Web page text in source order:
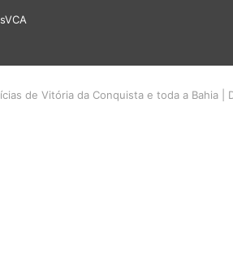
de Vitória da Conquista e toda a Bahia |